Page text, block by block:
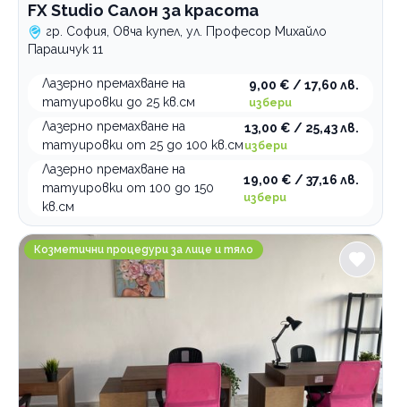
FX Studio Салон за красота
гр. София, Овча купел, ул. Професор Михайло
Парашчук 11
Лазерно премахване на
татуировки до 25 кв.см
9,00 € / 17,60 лв.
избери
Лазерно премахване на
татуировки от 25 до 100 кв.см
13,00 € / 25,43 лв.
избери
Лазерно премахване на
татуировки от 100 до 150
кв.см
19,00 € / 37,16 лв.
избери
Айрис Бюти
Козметични процедури за лице и тяло